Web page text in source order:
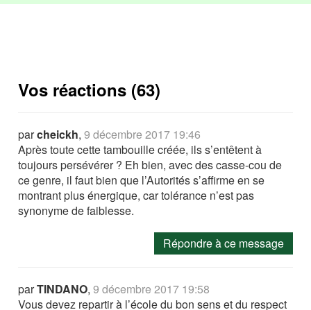
Vos réactions (63)
parcheickh,9 décembre 2017 19:46
Après toute cette tambouille créée, ils s’entêtent à
toujours persévérer ? Eh bien, avec des casse-cou de
ce genre, il faut bien que l’Autorités s’affirme en se
montrant plus énergique, car tolérance n’est pas
synonyme de faiblesse.
Répondre à ce message
parTINDANO,9 décembre 2017 19:58
Vous devez repartir à l’école du bon sens et du respect